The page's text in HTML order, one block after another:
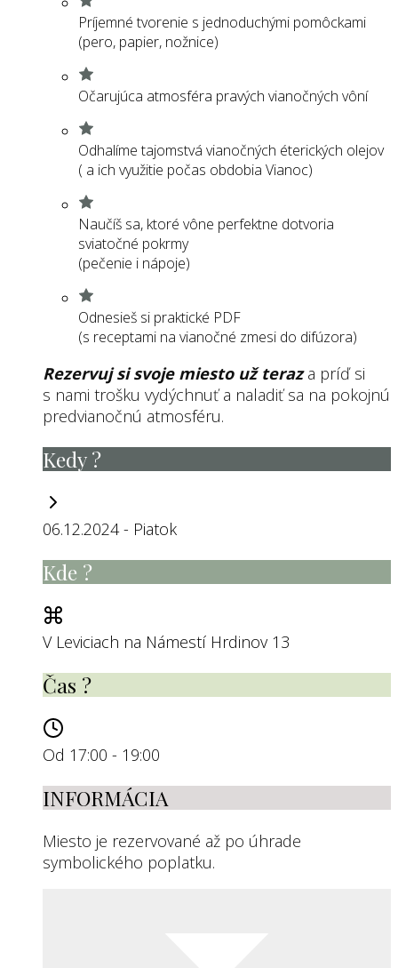
Príjemné tvorenie s jednoduchými pomôckami
(pero, papier, nožnice)
Očarujúca atmosféra pravých vianočných vôní
Odhalíme tajomstvá vianočných éterických olejov
( a ich využitie počas obdobia Vianoc)
Naučíš sa, ktoré vône perfektne dotvoria
sviatočné pokrmy
(pečenie i nápoje)
Odnesieš si praktické PDF
(s receptami na vianočné zmesi do difúzora)
Rezervuj si svoje miesto už teraza príď si
s nami trošku vydýchnuť a naladiť sa na pokojnú
predvianočnú atmosféru.
Kedy ?
06.12.2024 - Piatok
Kde ?
V Leviciach na Námestí Hrdinov 13
Čas ?
Od 17:00 - 19:00
INFORMÁCIA
Miesto je rezervované až po úhrade
symbolického poplatku.